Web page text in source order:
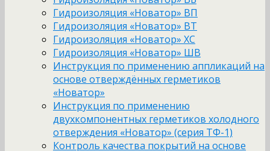
Гидроизоляция «Новатор» ВП
Гидроизоляция «Новатор» ВТ
Гидроизоляция «Новатор» ХС
Гидроизоляция «Новатор» ШВ
Инструкция по применению аппликаций на
основе отверждённых герметиков
«Новатор»
Инструкция по применению
двухкомпонентных герметиков холодного
отверждения «Новатор» (серия ТФ-1)
Контроль качества покрытий на основе